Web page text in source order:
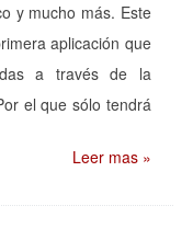
y mucho más. Este
aplicación que
a través de la
el que sólo tendrá
Leer mas »